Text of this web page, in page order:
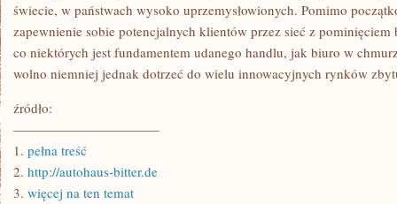
świecie, w państwach wysoko uprzemysłowionych. Pomimo
zapewnienie sobie potencjalnych klientów przez sieć z
co niektórych jest fundamentem udanego handlu, jak biuro w
wolno niemniej jednak dotrzeć do wielu innowacyjnych rynków
źródło:
———————————
1. pełna treść
2. http://autohaus-bitter.de
3. więcej na ten temat